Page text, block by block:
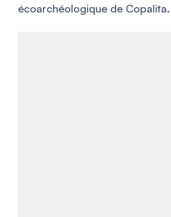
écoarchéologique de Copalita.